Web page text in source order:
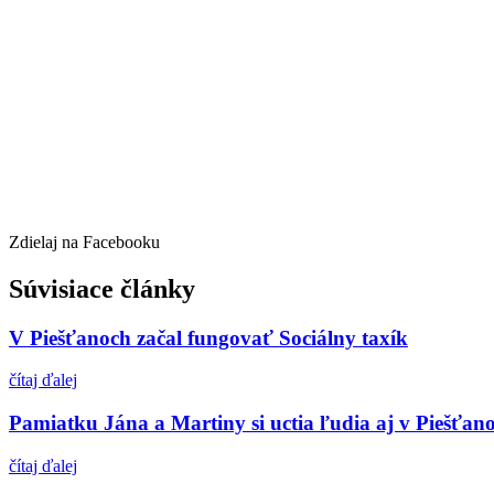
Zdielaj na Facebooku
Súvisiace články
V Piešťanoch začal fungovať Sociálny taxík
čítaj ďalej
Pamiatku Jána a Martiny si uctia ľudia aj v
čítaj ďalej